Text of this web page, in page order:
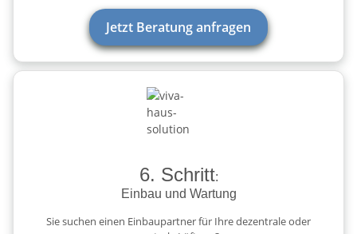
Jetzt Beratung anfragen
6. Schritt:
Einbau und Wartung
Sie suchen einen Einbaupartner für Ihre dezentrale oder